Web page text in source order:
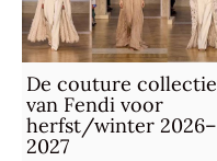
De couture collectie
van Fendi voor
herfst/winter 2026–
2027